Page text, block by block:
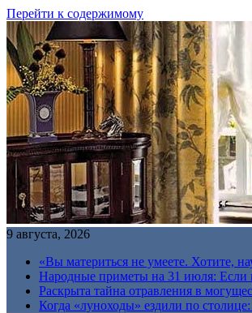
Перейти к содержимому
9 августа, 2026
«Вы материться не умеете. Хотите,
Народные приметы на 31 июля: Если
Раскрыта тайна отравления в
Когда «луноходы» ездили по